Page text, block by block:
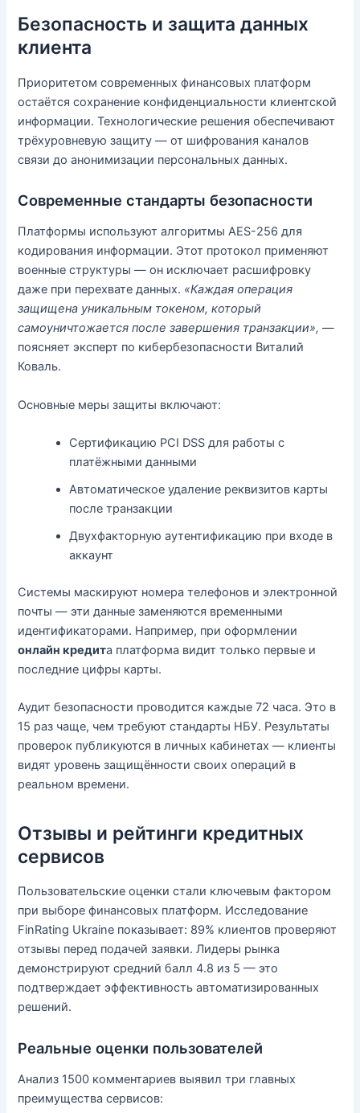
Безопасность и защита данных
клиента
Приоритетом современных финансовых платформ
остаётся сохранение конфиденциальности клиентской
информации. Технологические решения обеспечивают
трёхуровневую защиту — от шифрования каналов
связи до анонимизации персональных данных.
Современные стандарты безопасности
Платформы используют алгоритмы AES-256 для
кодирования информации. Этот протокол применяют
военные структуры — он исключает расшифровку
даже при перехвате данных. «Каждая операция
защищена уникальным токеном, который
самоуничтожается после завершения транзакции», —
поясняет эксперт по кибербезопасности Виталий
Коваль.
Основные меры защиты включают:
Сертификацию PCI DSS для работы с
платёжными данными
Автоматическое удаление реквизитов карты
после транзакции
Двухфакторную аутентификацию при входе в
аккаунт
Системы маскируют номера телефонов и электронной
почты — эти данные заменяются временными
идентификаторами. Например, при оформлении
онлайн кредита платформа видит только первые и
последние цифры карты.
Аудит безопасности проводится каждые 72 часа. Это в
15 раз чаще, чем требуют стандарты НБУ. Результаты
проверок публикуются в личных кабинетах — клиенты
видят уровень защищённости своих операций в
реальном времени.
Отзывы и рейтинги кредитных
сервисов
Пользовательские оценки стали ключевым фактором
при выборе финансовых платформ. Исследование
FinRating Ukraine показывает: 89% клиентов проверяют
отзывы перед подачей заявки. Лидеры рынка
демонстрируют средний балл 4.8 из 5 — это
подтверждает эффективность автоматизированных
решений.
Реальные оценки пользователей
Анализ 1500 комментариев выявил три главных
преимущества сервисов: